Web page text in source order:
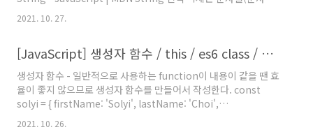
나열)의 생성자입니다. developer.mozilla.org 문자열 length
indexOf slice replace match trim // length const str1 =
있니) console.log('@ indexOf(이값이 몇번째에 있니) ') const
str2 = 'Hello World' console.log(str2.indexOf(..
2021. 10. 27.
[JavaScript] 생성자 함수 / this / es6 class / 상속 / 확장
생성자 함수 - 일반적으로 사용하는 function이 내용이 같을 땐 효
율이 좋지 않으므로 생성자 함수를 만들어서 작성한다. const
solyi = { firstName: 'Solyi', lastName: 'Choi',
getFullName: function (){ return `${this.firstName}
${this.lastName}` } } console.log(solyi.getFullName()) //
2021. 10. 26.